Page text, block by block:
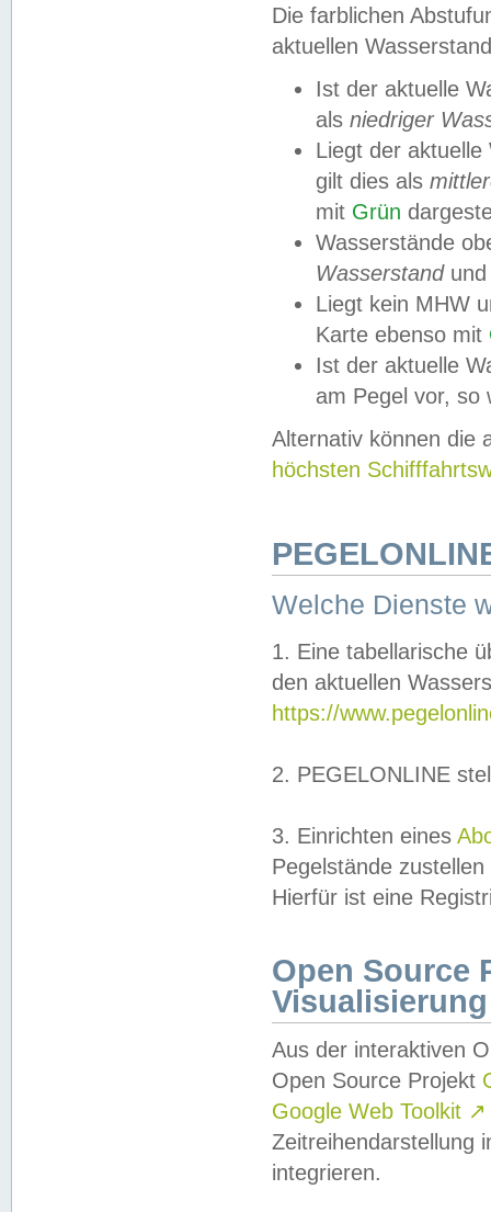
Die farblichen
aktuellen
Ist der aktuelle
als niedriger
Liegt der
gilt dies als
mit Grün
Wasserstände
Wasserstandund
Liegt kein MHW
Karte ebenso mit
Ist der aktuelle
am Pegel vor,
Alternativ können die
höchsten
Welche Dienste
1. Eine tabellarische
den aktuellen
https://
2. PEGELONLINE
3. Einrichten eines
Pegelstände
Hierfür ist eine
Open Source
Visualisierung
Aus der interaktiven
Open Source Projekt
Google Web Toolkit ↗
Zeitreihendarstellung
integrieren.